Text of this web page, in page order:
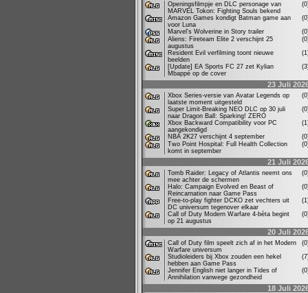
Openingsfilmpje en DLC personage van
MARVEL Tokon: Fighting Souls bekend
Amazon Games kondigt Batman game aan
voor Luna
Marvel's Wolverine in Story trailer
Aliens: Fireteam Elite 2 verschijnt 25
augustus
Resident Evil verfilming toont nieuwe
beelden
[Update] EA Sports FC 27 zet Kylian
Mbappé op de cover
23 Juli
Xbox Series-versie van Avatar Legends op
laatste moment uitgesteld
Super Limit-Breaking NEO DLC op 30 juli
naar Dragon Ball: Sparking! ZERO
Xbox Backward Compatibility voor PC
aangekondigd
NBA 2K27 verschijnt 4 september
Two Point Hospital: Full Health Collection
komt in september
21 Juli
Tomb Raider: Legacy of Atlantis neemt ons
mee achter de schermen
Halo: Campaign Evolved en Beast of
Reincarnation naar Game Pass
Free-to-play fighter DCKO zet vechters uit
DC universum tegenover elkaar
Call of Duty Modern Warfare 4-bèta begint
op 21 augustus
20 Juli
Call of Duty film speelt zich af in het Modern
Warfare universum
Studioleiders bij Xbox zouden een hekel
hebben aan Game Pass
Jennifer English niet langer in Tides of
Annihilation vanwege gezondheid
18 Juli